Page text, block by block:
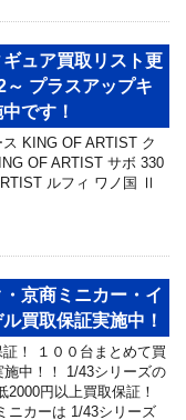
ュア買取リスト更
～ プラスアップキ
です！
KING OF ARTIST ク
OF ARTIST サボ 330
ルフィ ワノ国 Ⅱ
・京商ミニカー・イ
買取保証実施中！
！ １００台まとめて買
中！！ 1/43シリーズの
2000円以上買取保証！
ニカーは 1/43シリーズ